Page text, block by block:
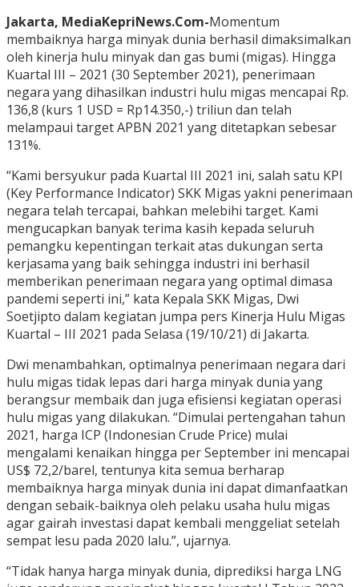
Jakarta, MediaKepriNews.Com-Momentum
membaiknya harga minyak dunia berhasil dimaksimalkan
oleh kinerja hulu minyak dan gas bumi (migas). Hingga
Kuartal III – 2021 (30 September 2021), penerimaan
negara yang dihasilkan industri hulu migas mencapai Rp.
136,8 (kurs 1 USD = Rp14.350,-) triliun dan telah
melampaui target APBN 2021 yang ditetapkan sebesar
131%.
“Kami bersyukur pada Kuartal III 2021 ini, salah satu KPI
(Key Performance Indicator) SKK Migas yakni penerimaan
negara telah tercapai, bahkan melebihi target. Kami
mengucapkan banyak terima kasih kepada seluruh
pemangku kepentingan terkait atas dukungan serta
kerjasama yang baik sehingga industri ini berhasil
memberikan penerimaan negara yang optimal dimasa
pandemi seperti ini,” kata Kepala SKK Migas, Dwi
Soetjipto dalam kegiatan jumpa pers Kinerja Hulu Migas
Kuartal – III 2021 pada Selasa (19/10/21) di Jakarta.
Dwi menambahkan, optimalnya penerimaan negara dari
hulu migas tidak lepas dari harga minyak dunia yang
berangsur membaik dan juga efisiensi kegiatan operasi
hulu migas yang dilakukan. “Dimulai pertengahan tahun
2021, harga ICP (Indonesian Crude Price) mulai
mengalami kenaikan hingga per September ini mencapai
US$ 72,2/barel, tentunya kita semua berharap
membaiknya harga minyak dunia ini dapat dimanfaatkan
dengan sebaik-baiknya oleh pelaku usaha hulu migas
agar gairah investasi dapat kembali menggeliat setelah
sempat lesu pada 2020 lalu.”, ujarnya.
“Tidak hanya harga minyak dunia, diprediksi harga LNG